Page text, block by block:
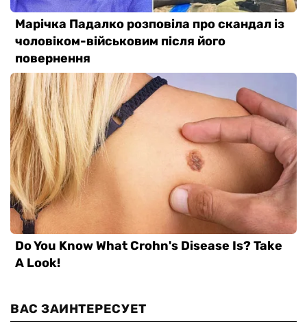
ВАС ЗАИНТЕРЕСУЕТ